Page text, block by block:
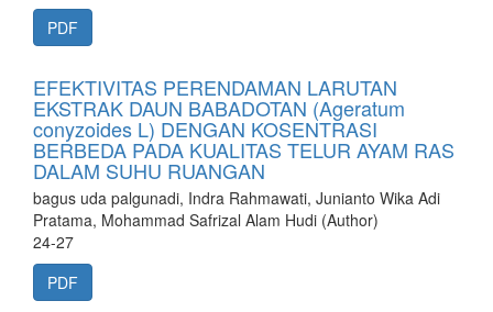
PDF
EFEKTIVITAS PERENDAMAN LARUTAN
EKSTRAK DAUN BABADOTAN (Ageratum
conyzoides L) DENGAN KOSENTRASI
BERBEDA PADA KUALITAS TELUR AYAM RAS
DALAM SUHU RUANGAN
bagus uda palgunadi, Indra Rahmawati, Junianto Wika Adi
Pratama, Mohammad Safrizal Alam Hudi (Author)
24-27
PDF